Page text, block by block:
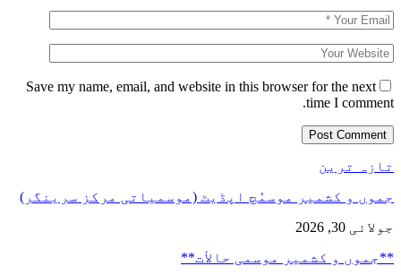
Save my name, email, and website in this browser for the next
time I comment.
تازہ ترین
جموں و کشمیر موسمُچ اپڈیٹ (موسمیاتی مرکز سرینگر)
جولائی 30, 2026
**جموں و كشمیر موسمی حالأت**